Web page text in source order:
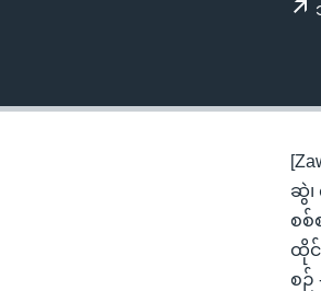
ကျော်
ဆွဲ၊
စစ်
ထိုင်
စဉ်